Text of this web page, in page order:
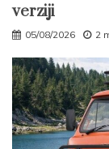
verziji
05/08/2026 2